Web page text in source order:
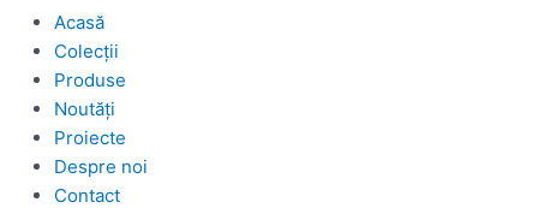
Acasă
Colecții
Produse
Noutăți
Proiecte
Despre noi
Contact